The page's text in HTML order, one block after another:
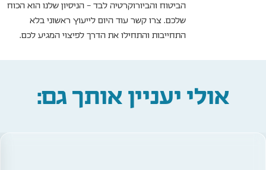
הביטוח והביורוקרטיה לבד – הניסיון שלנו הוא הכוח
שלכם. צרו קשר עוד היום לייעוץ ראשוני בלא
התחייבות והתחילו את הדרך לפיצוי המגיע לכם.
אולי יעניין אותך גם: